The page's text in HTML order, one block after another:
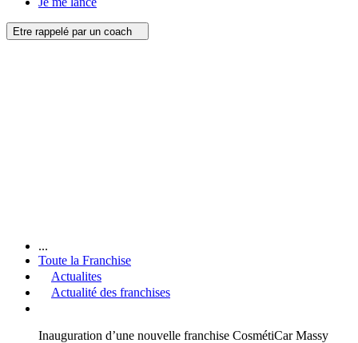
Etre rappelé par un coach
...
Toute la Franchise
Actualites
Actualité des franchises
Inauguration d’une nouvelle franchise CosmétiCar Massy